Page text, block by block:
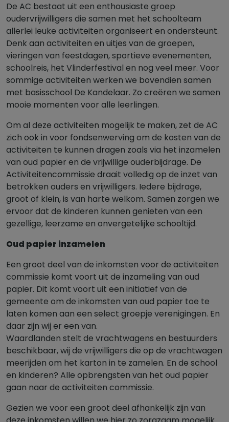
De AC bestaat uit een enthousiaste groep
oudervrijwilligers die samen met het schoolteam
allerlei leuke activiteiten organiseert en ondersteunt.
Denk aan activiteiten en uitjes van de groepen,
vieringen van feestdagen, sportieve evenementen,
schoolreis, het Vlinderfestival en nog veel meer. Voor
sommige activiteiten werken we bovendien samen
met basisschool De Kandelaar. Zo creëren we samen
mooie momenten voor alle leerlingen.
Om al deze activiteiten mogelijk te maken, zet de AC
zich ook in voor fondsenwerving om de kosten van de
activiteiten te kunnen dragen zoals via het inzamelen
van oud papier en de vrijwillige ouderbijdrage. De
Activiteitencommissie draait volledig op de inzet van
betrokken ouders en vrijwilligers. Iedere bijdrage,
groot of klein, is van harte welkom. Samen zorgen we
ervoor dat de kinderen kunnen genieten van een
gezellige, leerzame en onvergetelijke schooltijd.
Oud papier inzamelen
Een groot deel van de inkomsten voor de activiteiten
commissie komt voort uit de inzameling van oud
papier. Dit komt voort uit een initiatief van de
gemeente om de inkomsten van oud papier toe te
laten komen aan een select groepje verenigingen. En
daar zijn wij er een van.
Waardlanden stelt de vrachtwagens en bestuurders
beschikbaar, wij de vrijwilligers die op de vrachtwagen
meerijden om het karton in te zamelen. En de school
en kinderen? Alle opbrengsten van het oud papier
gaan naar de activiteiten commissie.
Gezien we voor een groot deel afhankelijk zijn van